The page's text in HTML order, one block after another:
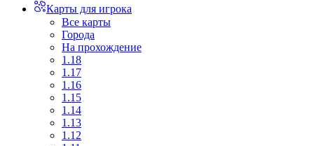
Карты для игрока
Все карты
Города
На прохождение
1.18
1.17
1.16
1.15
1.14
1.13
1.12